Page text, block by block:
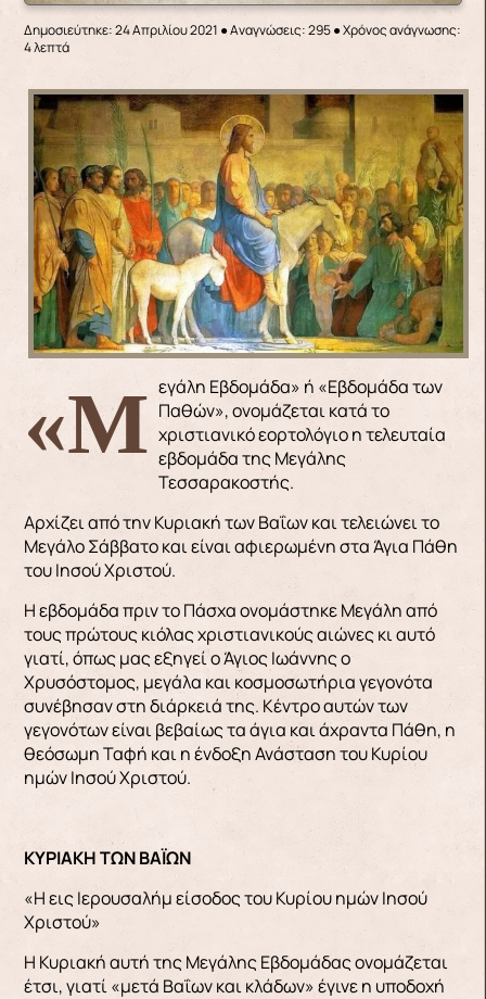
Δημοσιεύτηκε: 24 Απριλίου 2021 ●Αναγνώσεις: 295● Χρόνος ανάγνωσης:
4 λεπτά
«Μεγάλη Εβδομάδα» ή «Εβδομάδα των Παθών», ονομάζεται κατά το
χριστιανικό εορτολόγιο η τελευταία
εβδομάδα της Μεγάλης
Τεσσαρακοστής.
Αρχίζει από την Κυριακή των Βαΐων και τελειώνει το
Μεγάλο Σάββατο και είναι αφιερωμένη στα Άγια Πάθη
του Ιησού Χριστού.
Η εβδομάδα πριν το Πάσχα ονομάστηκε Μεγάλη από
τους πρώτους κιόλας χριστιανικούς αιώνες κι αυτό
γιατί, όπως μας εξηγεί ο Άγιος Ιωάννης ο
Χρυσόστομος, μεγάλα και κοσμοσωτήρια γεγονότα
συνέβησαν στη διάρκειά της. Κέντρο αυτών των
γεγονότων είναι βεβαίως τα άγια και άχραντα Πάθη, η
θεόσωμη Ταφή και η ένδοξη Ανάσταση του Κυρίου
ημών Ιησού Χριστού.
ΚΥΡΙΑΚΗ ΤΩΝ ΒΑΪΩΝ
«Η εις Ιερουσαλήμ είσοδος του Κυρίου ημών Ιησού
Χριστού»
Η Κυριακή αυτή της Μεγάλης Εβδομάδας ονομάζεται
έτσι, γιατί «μετά Βαΐων και κλάδων» έγινε η υποδοχή